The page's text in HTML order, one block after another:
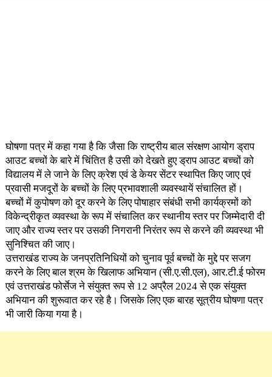
घोषणा पत्र में कहा गया है कि जैसा कि राष्ट्रीय बाल संरक्षण आयोग ड्राप
आउट बच्चों के बारे में चिंतित है उसी को देखते हुए ड्राप आउट बच्चों को
विद्यालय में ले जाने के लिए क्रेश एवं डे केयर सेंटर स्थापित किए जाए एवं
प्रवासी मजदूरों के बच्चों के लिए प्रभावशाली व्यवस्थायें संचालित हों।
बच्चों में कुपोषण को दूर करने के लिए पोषाहार संबंधी सभी कार्यक्रमों को
विकेन्द्रीकृत व्यवस्था के रूप में संचालित कर स्थानीय स्तर पर जिम्मेदारी दी
जाए और राज्य स्तर पर उसकी निगरानी निरंतर रूप से करने की व्यवस्था भी
सुनिश्चित की जाए।
उत्तराखंड राज्य के जनप्रतिनिधियों को चुनाव पूर्व बच्चों के मुद्दे पर सजग
करने के लिए बाल श्रम के खिलाफ अभियान (सी.ए.सी.एल), आर.टी.ई फोरम
एवं उत्तराखंड फोर्सेज ने संयुक्त रूप से 12 अप्रैल 2024 से एक संयुक्त
अभियान की शुरूवात कर रहे है। जिसके लिए एक बारह सूत्रीय घोषणा पत्र
भी जारी किया गया है।